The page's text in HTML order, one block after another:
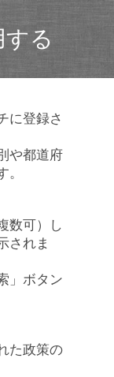
る
に登録さ
や都道府
数可）し
されま
」ボタン
た政策の